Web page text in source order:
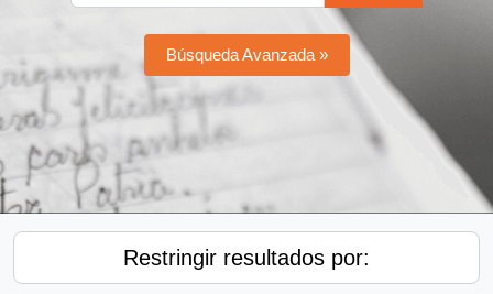
Búsqueda Avanzada »
Restringir resultados por: